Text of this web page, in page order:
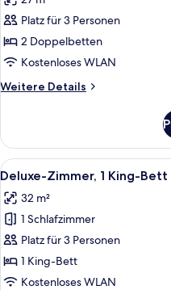
für
Superior-
Zimmer,
2 Doppelbetten
anzeigen
Platz für 3 Personen
2 Doppelbetten
Kostenloses WLAN
Weitere Details
Weitere
Zimmer,
2 Doppelbetten
Alle
Fotos
für
Deluxe-
Zimmer,
1 King-
Bett
6
Deluxe-Zimmer, 1 King-
32 m²
1 Schlafzimmer
Platz für 3 Personen
1 King-Bett
Kostenloses WLAN